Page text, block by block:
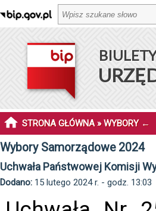
STRONA GŁÓWNA»WYBORY←
Wybory Samorządowe 2024
Uchwała Państwowej Komisji
Dodano: 15 lutego 2024 r. - godz. 13:03